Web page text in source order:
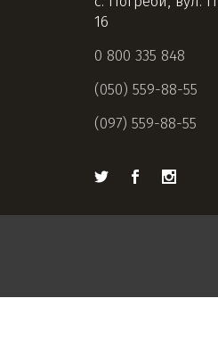
16
0 800 335 848
(050) 559-88-55
(097) 559-88-55